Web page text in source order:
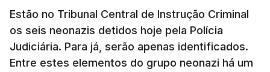
Estão no Tribunal Central de Instrução Criminal
os seis neonazis detidos hoje pela Polícia
Judiciária. Para já, serão apenas identificados.
Entre estes elementos do grupo neonazi há um